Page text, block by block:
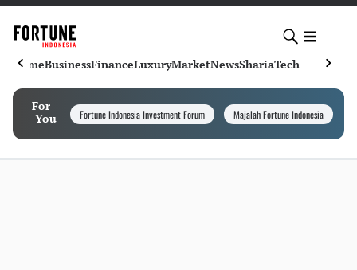
HomeBusinessFinanceLuxuryMarketNewsShariaTech
For
You
Fortune Indonesia Investment Forum Majalah Fortune Indonesia